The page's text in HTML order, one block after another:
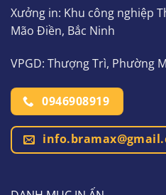
Xưởng in: Khu công nghiệp
Mão Điền, Bắc Ninh
VPGD: Thượng Trì, Phường
0946908919